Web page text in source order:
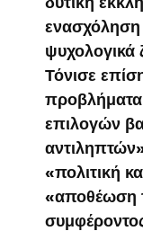
ενασχόληση
ψυχολογικά
Τόνισε
προβλήματα
επιλογών
«πολιτική
«αποθέωση